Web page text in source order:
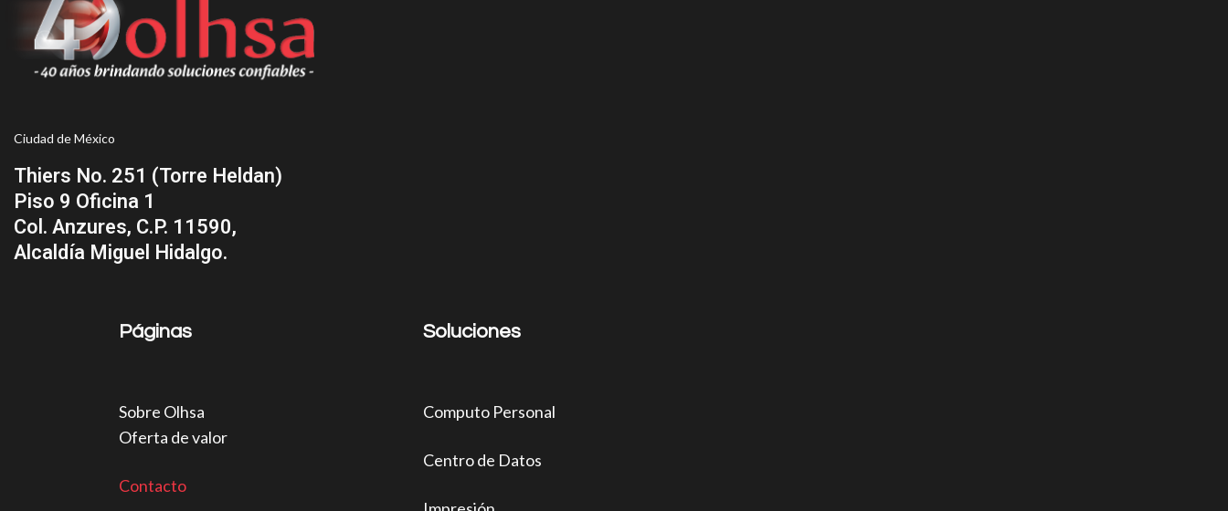
Ciudad de México
Thiers No. 251 (Torre Heldan)
Piso 9 Oficina 1
Col. Anzures, C.P. 11590,
Alcaldía Miguel Hidalgo.
Páginas
Sobre Olhsa
Oferta de valor
Contacto
Soluciones
Computo Personal
Centro de Datos